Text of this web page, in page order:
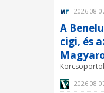
A
cigi, és